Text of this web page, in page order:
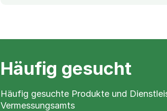
Häufig gesucht
Häufig gesuchte Produkte und
Vermessungsamts